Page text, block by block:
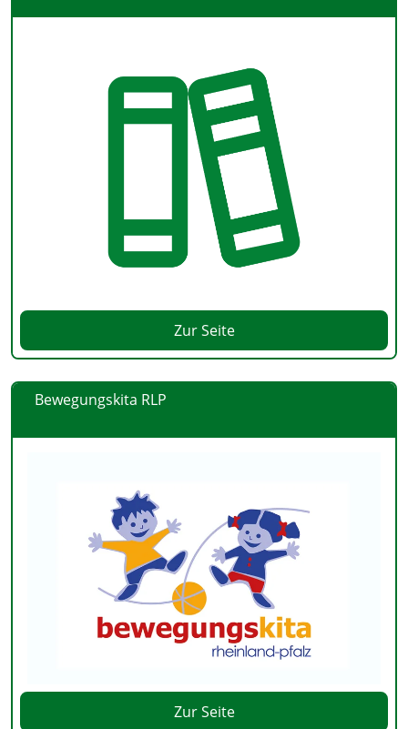
Zur Seite
Bewegungskita RLP
Zur Seite